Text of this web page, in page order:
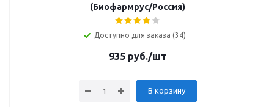
(Биофармрус/Россия)
Доступно для заказа (34)
935руб./шт
В корзину